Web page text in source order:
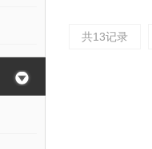
共13记录